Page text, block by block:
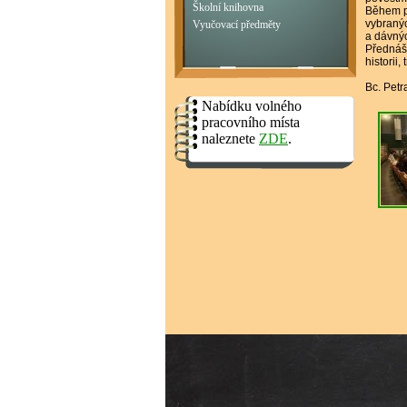
Školní knihovna
Vyučovací předměty
Nabídku volného
pracovního místa
naleznete ZDE.
Během
a
historii,
Bc.